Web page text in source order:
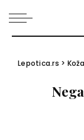
Lepotica.rs > Koža